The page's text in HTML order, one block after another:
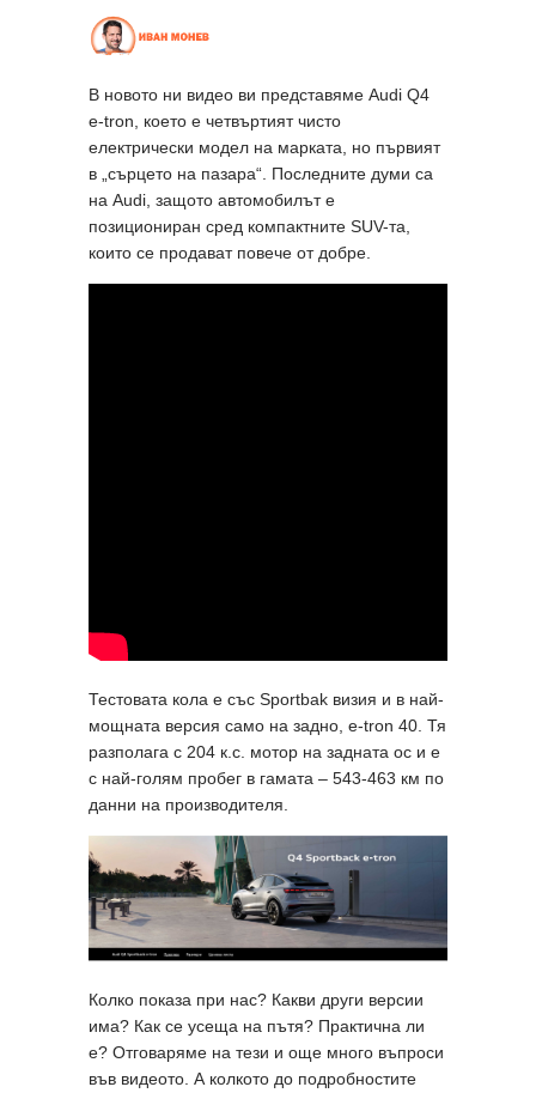
В новото ни видео ви представяме Audi Q4
e-tron, което е четвъртият чисто
електрически модел на марката, но първият
в „сърцето на пазара“. Последните думи са
на Audi, защото автомобилът е
позициониран сред компактните SUV-та,
които се продават повече от добре.
Тестовата кола е със Sportbak визия и в най-
мощната версия само на задно, e-tron 40. Тя
разполага с 204 к.с. мотор на задната ос и е
с най-голям пробег в гамата – 543-463 км по
данни на производителя.
Колко показа при нас? Какви други версии
има? Как се усеща на пътя? Практична ли
е? Отговаряме на тези и още много въпроси
във видеото. А колкото до подробностите